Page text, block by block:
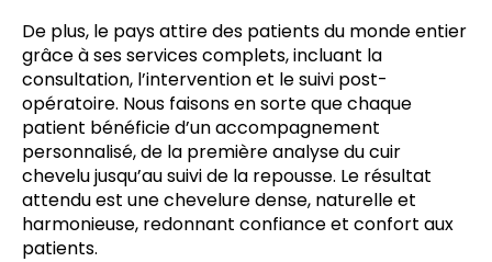
De plus, le pays attire des patients du monde entier
grâce à ses services complets, incluant la
consultation, l’intervention et le suivi post-
opératoire. Nous faisons en sorte que chaque
patient bénéficie d’un accompagnement
personnalisé, de la première analyse du cuir
chevelu jusqu’au suivi de la repousse. Le résultat
attendu est une chevelure dense, naturelle et
harmonieuse, redonnant confiance et confort aux
patients.